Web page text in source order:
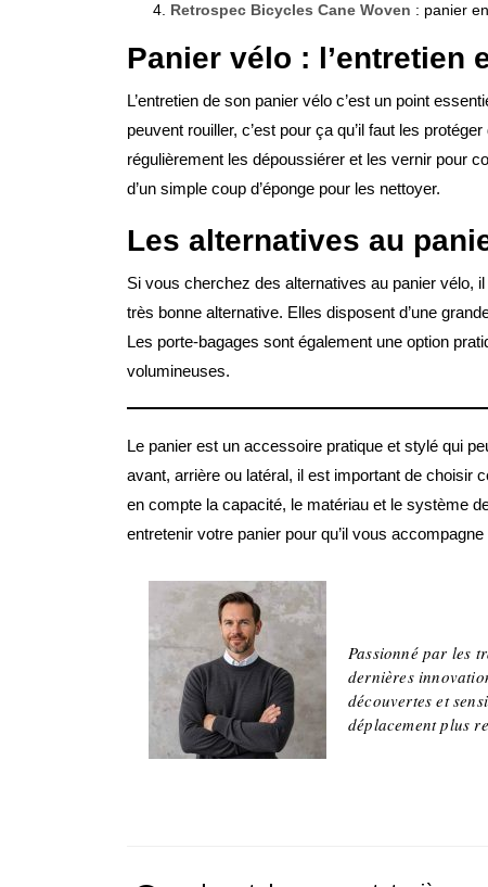
Retrospec Bicycles Cane Woven : panier
Panier vélo : l’entretien
L’entretien de son panier vélo c’est un point
peuvent rouiller, c’est pour ça qu’il faut les
régulièrement les dépoussiérer et les vernir pour
d’un simple coup d’éponge pour les nettoyer.
Les alternatives au
Si vous cherchez des alternatives au panier vélo,
très bonne alternative. Elles disposent d’une
Les porte-bagages sont également une option
volumineuses.
Le panier est un accessoire pratique et stylé qui
avant, arrière ou latéral, il est important de choisir
en compte la capacité, le matériau et le système
entretenir votre panier pour qu’il vous
Passionné par les
dernières
découvertes et
déplacement plus